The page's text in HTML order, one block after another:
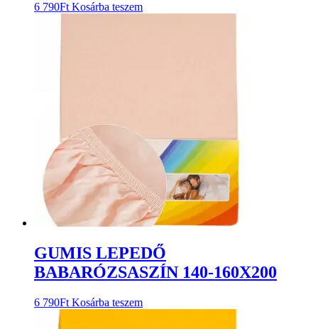
6 790Ft Kosárba teszem
GUMIS LEPEDŐ
BABARÓZSASZÍN 140-160X200
6 790Ft Kosárba teszem